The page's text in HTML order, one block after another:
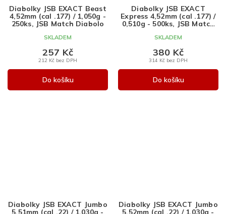
Diabolky JSB EXACT Beast
4,52mm (cal .177) / 1,050g -
250ks, JSB Match Diabolo
SKLADEM
212 Kč bez DPH
257 Kč
Do košíku
Diabolky JSB EXACT
Express 4,52mm (cal .177) /
0,510g - 500ks, JSB Match
SKLADEM
314 Kč bez DPH
380 Kč
Do košíku
Diabolky JSB EXACT Jumbo
5,51mm (cal .22) / 1,030g -
Diabolky JSB EXACT Jumbo
5,52mm (cal .22) / 1,030g -